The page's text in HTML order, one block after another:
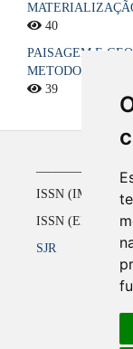
40
PAISAGEM E
METODOLÓGICO
39
ISSN
ISSN
SJR